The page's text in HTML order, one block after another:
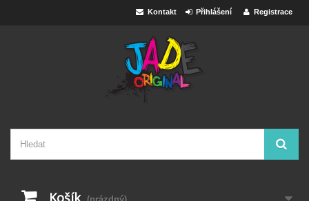
Registrace
Přihlášení
Kontakt
Košík